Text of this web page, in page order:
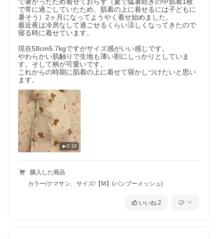
で暑かったため着せておらず（夏で猛暑続きの中肌着1枚
で常に過ごしていたため、肌着の上に着せるには子どもに
暑そう）2ヶ月になってようやく着せ始めました。
最近夜は冷房なして過ごせるくらい涼しくなってきたので
寝る時に着せています。
現在58cm5.7kgですがサイズ感がいい感じです。
やわらかい肌触りで生地も薄い割にしっかりとしていま
す。そして柄が可愛いです。
これからの時期に肌着の上に着せて寝かしつけたいと思い
ます。
0:18
購入した商品
カラー/クマサン、サイズ/【M】(バンブーメッシュ)
いいね 2